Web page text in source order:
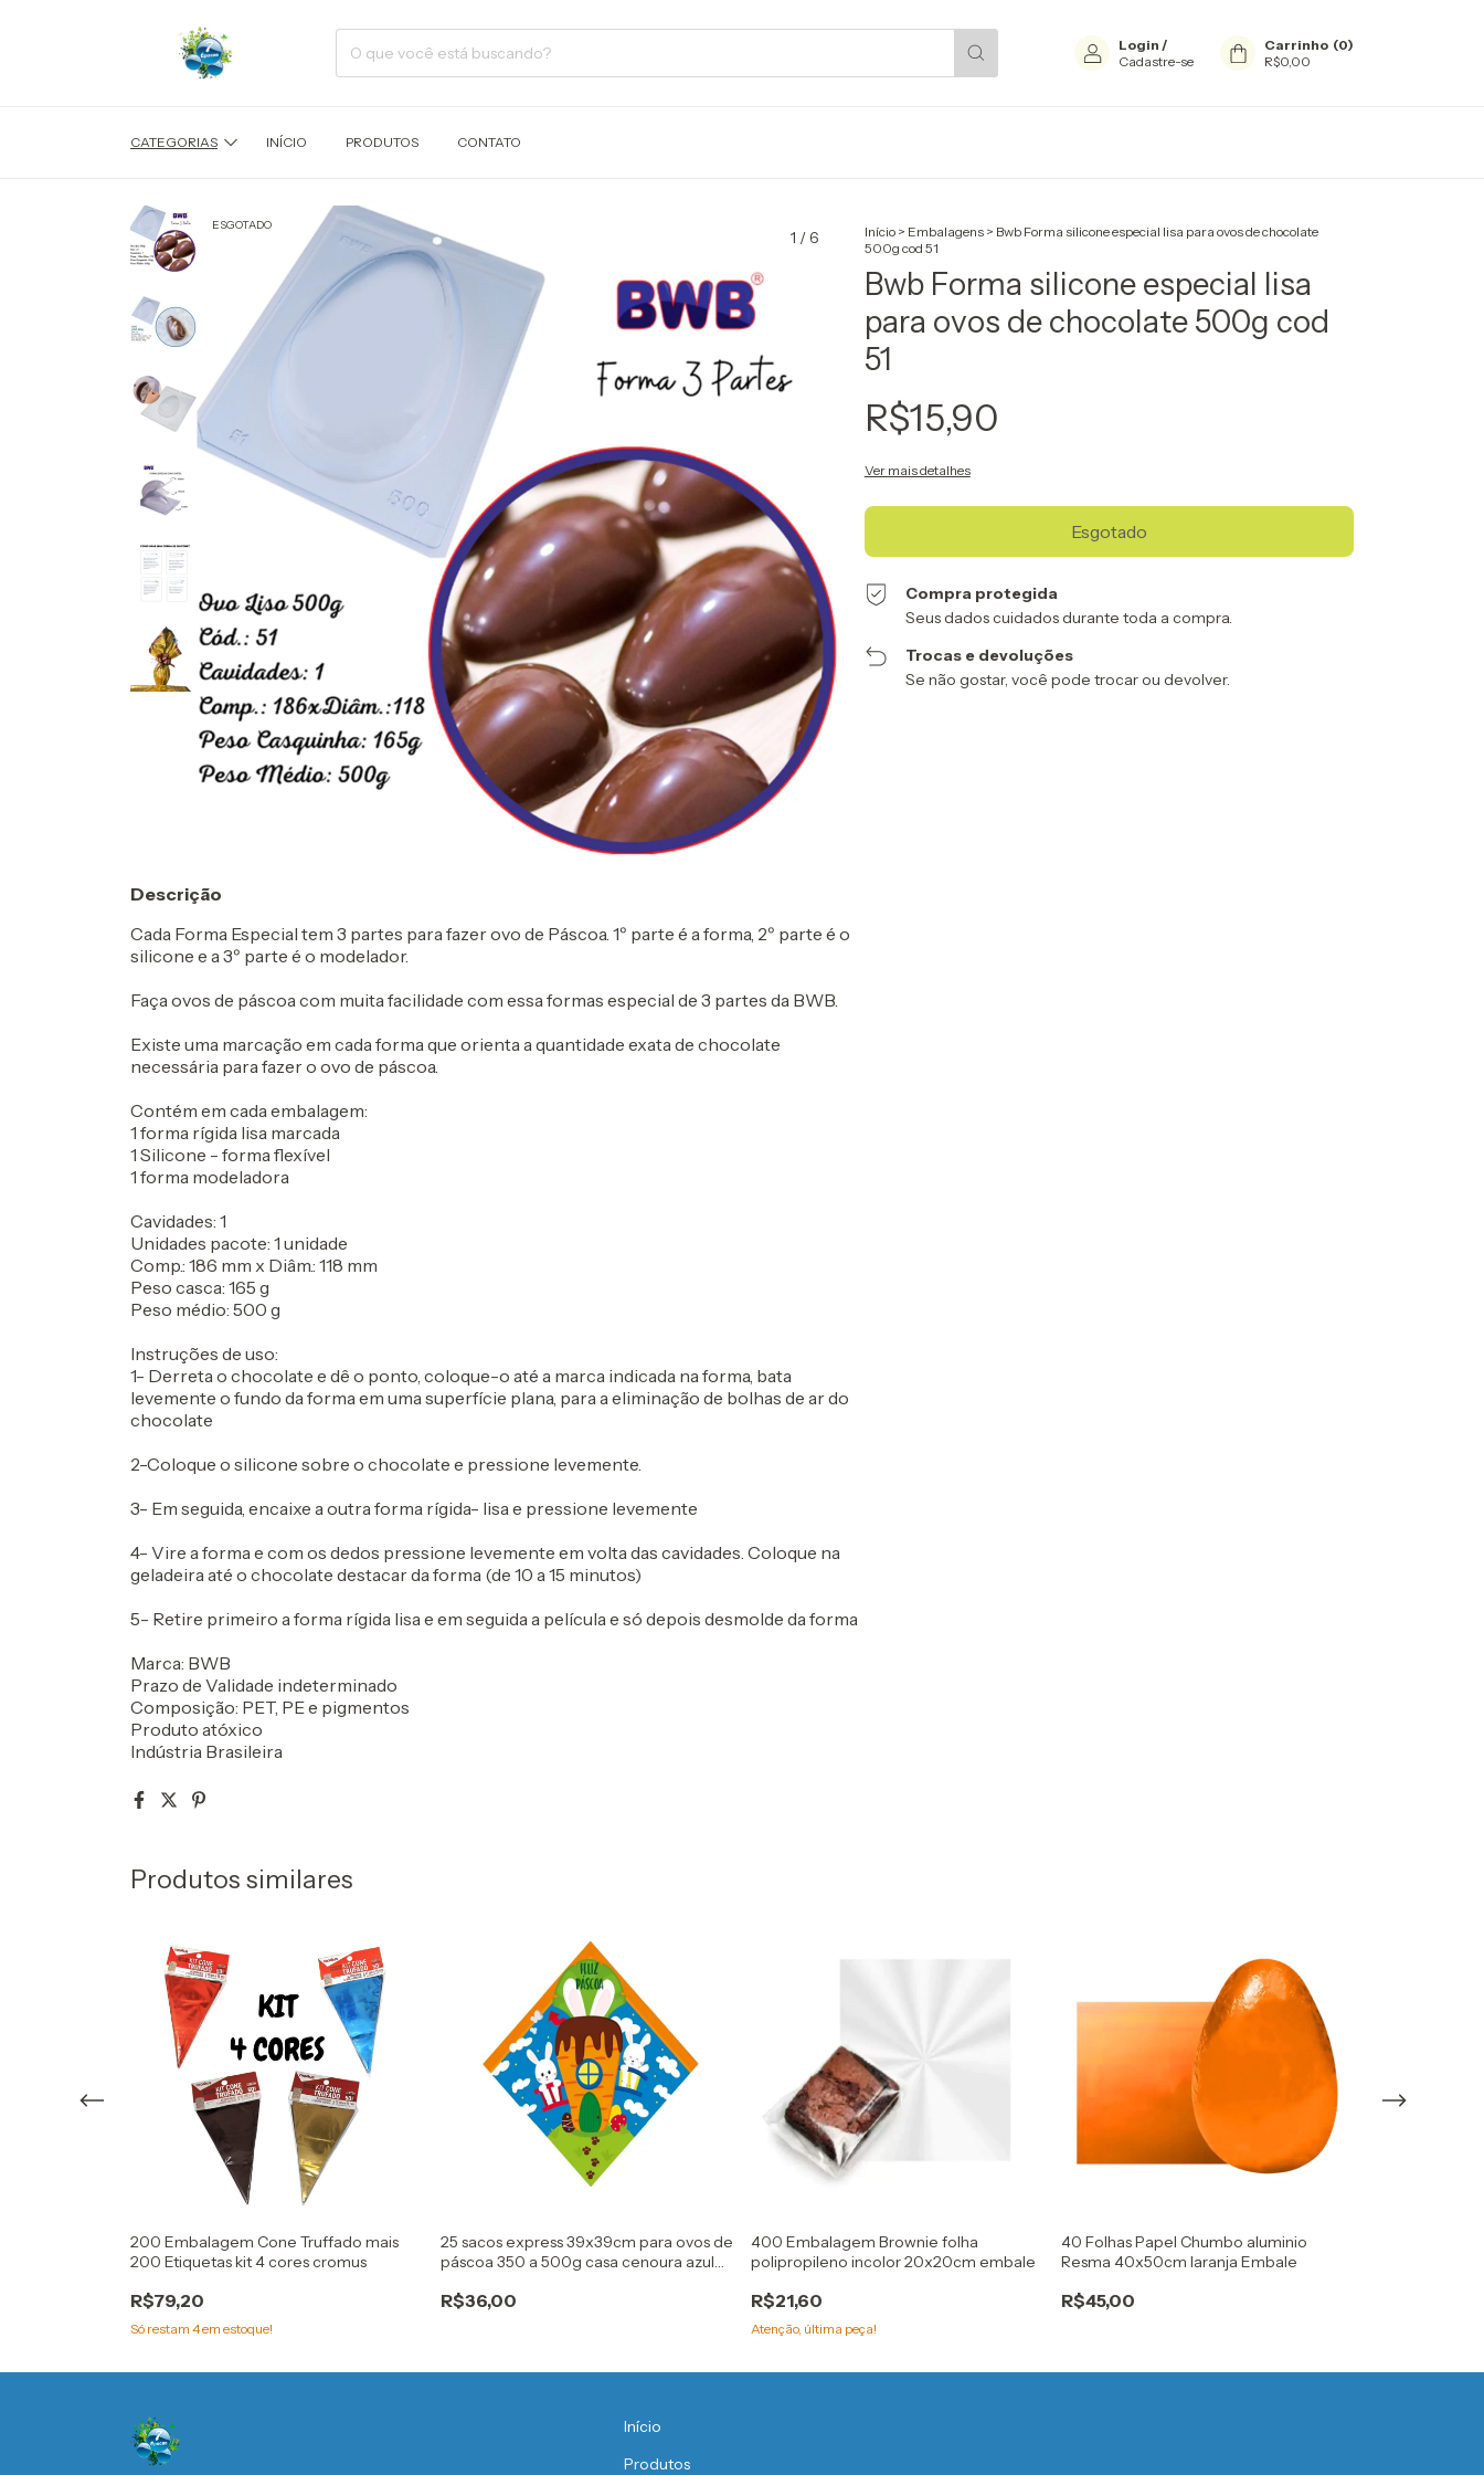
Login /
Cadastre-se
Carrinho (0)
R$0,00
CATEGORIAS INÍCIO PRODUTOS CONTATO
ESGOTADO
1 /6 Início > Embalagens > Bwb Forma silicone especial lisa para ovos de chocolate
500g cod 51
Bwb Forma silicone especial lisa
para ovos de chocolate 500g cod
51
R$15,90
Ver mais detalhes
Compra protegida
Seus dados cuidados durante toda a compra.
Trocas e devoluções
Se não gostar, você pode trocar ou devolver.
Descrição
Cada Forma Especial tem 3 partes para fazer ovo de Páscoa. 1º parte é a forma, 2º parte é o
silicone e a 3º parte é o modelador.
Faça ovos de páscoa com muita facilidade com essa formas especial de 3 partes da BWB.
Existe uma marcação em cada forma que orienta a quantidade exata de chocolate
necessária para fazer o ovo de páscoa.
Contém em cada embalagem:
1 forma rígida lisa marcada
1 Silicone - forma flexível
1 forma modeladora
Cavidades: 1
Unidades pacote: 1 unidade
Comp.: 186 mm x Diâm.: 118 mm
Peso casca: 165 g
Peso médio: 500 g
Instruções de uso:
1- Derreta o chocolate e dê o ponto, coloque-o até a marca indicada na forma, bata
levemente o fundo da forma em uma superfície plana, para a eliminação de bolhas de ar do
chocolate
2-Coloque o silicone sobre o chocolate e pressione levemente.
3- Em seguida, encaixe a outra forma rígida- lisa e pressione levemente
4- Vire a forma e com os dedos pressione levemente em volta das cavidades. Coloque na
geladeira até o chocolate destacar da forma (de 10 a 15 minutos)
5- Retire primeiro a forma rígida lisa e em seguida a película e só depois desmolde da forma
Marca: BWB
Prazo de Validade indeterminado
Composição: PET, PE e pigmentos
Produto atóxico
Indústria Brasileira
Produtos similares
200 Embalagem Cone Truffado mais
200 Etiquetas kit 4 cores cromus
R$79,20
Só restam 4em estoque!
25 sacos express 39x39cm para ovos de
páscoa 350 a 500g casa cenoura azul
R$36,00
400 Embalagem Brownie folha
polipropileno incolor 20x20cm embale
R$21,60
Atenção, última peça!
40 Folhas Papel Chumbo aluminio
Resma 40x50cm laranja Embale
R$45,00
Início
Produtos